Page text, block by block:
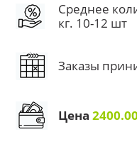
Среднее
кг. 10-12 шт
Заказы
Цена